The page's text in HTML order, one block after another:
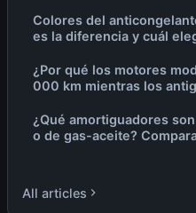
Colores del
es la diferencia y cuál
¿Por qué los motores
000 km mientras los
¿Qué amortiguadores
o de gas-aceite?
All articles